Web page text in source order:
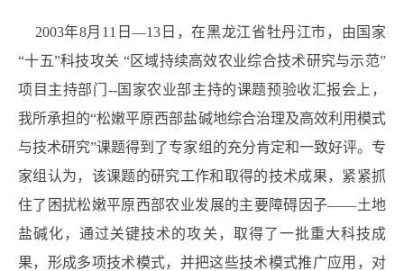
2003年8月11日—13日，在黑龙江省牡丹江市，由国家
“十五”科技攻关 “区域持续高效农业综合技术研究与示范”
项目主持部门--国家农业部主持的课题预验收汇报会上，
我所承担的“松嫩平原西部盐碱地综合治理及高效利用模式
与技术研究”课题得到了专家组的充分肯定和一致好评。专
家组认为，该课题的研究工作和取得的技术成果，紧紧抓
住了困扰松嫩平原西部农业发展的主要障碍因子——土地
盐碱化，通过关键技术的攻关，取得了一批重大科技成
果，形成多项技术模式，并把这些技术模式推广应用，对